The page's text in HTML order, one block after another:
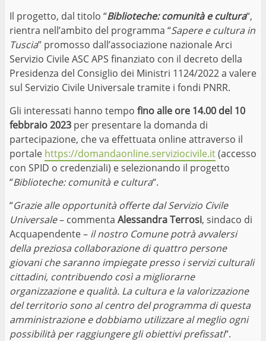
Il progetto, dal titolo “Biblioteche: comunità e cultura“,
rientra nell’ambito del programma “Sapere e cultura in
Tuscia” promosso dall’associazione nazionale Arci
Servizio Civile ASC APS finanziato con il decreto della
Presidenza del Consiglio dei Ministri 1124/2022 a valere
sul Servizio Civile Universale tramite i fondi PNRR.
Gli interessati hanno tempo fino alle ore 14.00 del 10
febbraio 2023 per presentare la domanda di
partecipazione, che va effettuata online attraverso il
portale https://domandaonline.serviziocivile.it(accesso
con SPID o credenziali) e selezionando il progetto
“Biblioteche: comunità e cultura“.
“Grazie alle opportunità offerte dal Servizio Civile
Universale– commenta Alessandra Terrosi, sindaco di
Acquapendente – il nostro Comune potrà avvalersi
della preziosa collaborazione di quattro persone
giovani che saranno impiegate presso i servizi culturali
cittadini, contribuendo così a migliorarne
organizzazione e qualità. La cultura e la valorizzazione
del territorio sono al centro del programma di questa
amministrazione e dobbiamo utilizzare al meglio ogni
possibilità per raggiungere gli obiettivi prefissati“.